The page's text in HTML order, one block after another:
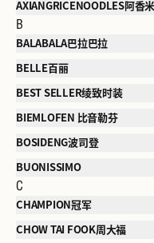
AXIANGRICENOODLES阿香
B
BALABALA巴拉巴拉
BELLE百丽
BEST SELLER绫致时装
BIEMLOFEN 比音勒芬
BOSIDENG波司登
BUONISSIMO
C
CHAMPION冠军
CHOW TAI FOOK周大福